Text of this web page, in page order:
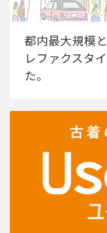
都内最大規模
レファクスタ
た。